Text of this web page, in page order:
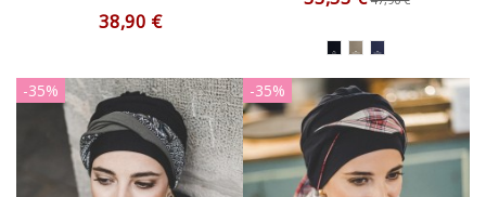
38,90 €
-35% -35%